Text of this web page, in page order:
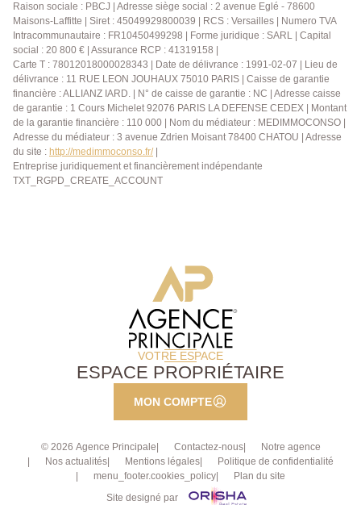
Raison sociale : PBCJ | Adresse siège social : 2 avenue Eglé - 78600
Maisons-Laffitte | Siret : 45049929800039 | RCS : Versailles | Numero TVA
Intracommunautaire : FR10450499298 | Forme juridique : SARL | Capital
social : 20 800 € | Assurance RCP : 41319158 |
Carte T : 78012018000028343 | Date de délivrance : 1991-02-07 | Lieu de
délivrance : 11 RUE LEON JOUHAUX 75010 PARIS | Caisse de garantie
financière : ALLIANZ IARD. | N° de caisse de garantie : NC | Adresse caisse
de garantie : 1 Cours Michelet 92076 PARIS LA DEFENSE CEDEX | Montant
de la garantie financière : 110 000 | Nom du médiateur : MEDIMMOCONSO |
Adresse du médiateur : 3 avenue Zdrien Moisant 78400 CHATOU | Adresse
du site : http://medimmoconso.fr/|
Entreprise juridiquement et financièrement indépendante
TXT_RGPD_CREATE_ACCOUNT
VOTRE ESPACE
ESPACE PROPRIÉTAIRE
MON COMPTE
© 2026 Agence Principale Contactez-nous
Notre agence
Nos actualités
Mentions légales
Politique de confidentialité
menu_footer.cookies_policy
Plan du site
Site designé par